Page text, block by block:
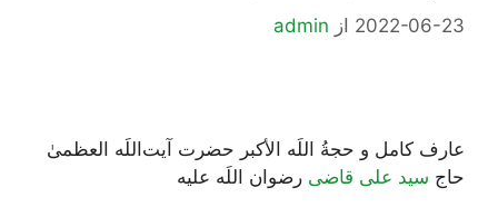
2022-06-23 از admin
عارف کامل و حجةُ اللَه الأکبر حضرت آیت‌اللَه العظمیٰ
حاج سید علی قاضی رضوان اللَه علیه